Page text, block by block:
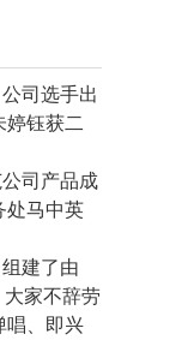
司选手出
婷钰获二
司产品成
处马中英
建了由
家不辞劳
唱、即兴